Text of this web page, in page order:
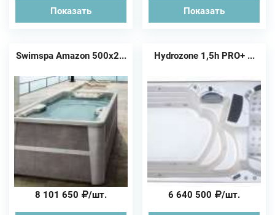
Показать Показать
Swimspa Amazon 500х2...
8 101 650 /шт.
Hydrozone 1,5h PRO+ ...
6 640 500 /шт.